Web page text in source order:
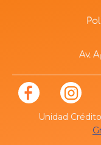
Av.
Unidad